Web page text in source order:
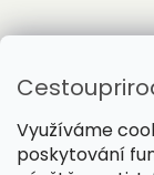
Využíváme
poskytování